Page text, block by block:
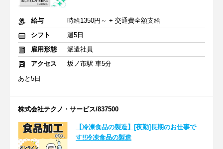
給与
時給1350円～ + 交通費全額支給
シフト
週5日
雇用形態
派遣社員
アクセス
坂ノ市駅 車5分
あと5日
株式会社テクノ・サービス/837500
【冷凍食品の製造】[夜勤]長期のお仕事で
す!!冷凍食品の製造